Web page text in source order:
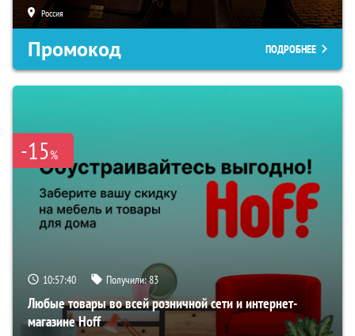
Россия
Промокод ПОДРОБНЕЕ
-15%
10:57:39 Получили:83
Любые товары во всей розничной сети и интернет-
магазине Hoff